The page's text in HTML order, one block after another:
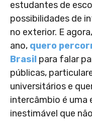
estudantes de
possibilidades de
no exterior. E
ano, quero
Brasil para falar
públicas,
universitários e
intercâmbio é uma
inestimável que